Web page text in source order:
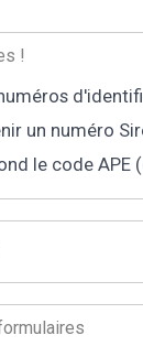
!
un numéro
le code APE